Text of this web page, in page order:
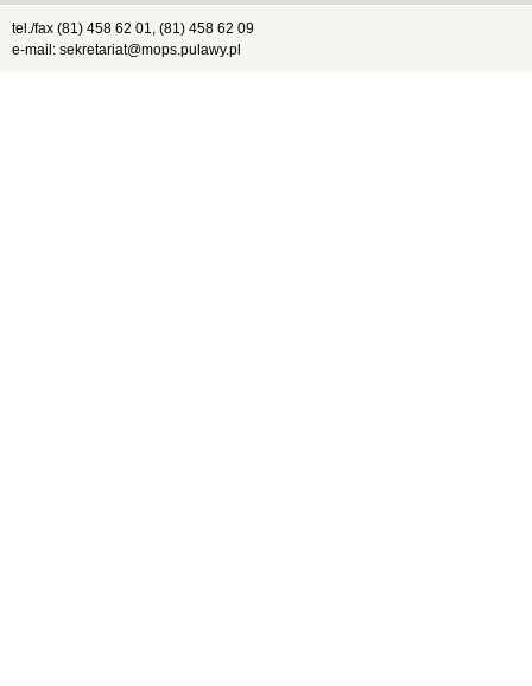
tel./fax (81) 458 62 01, (81) 458 62 09
e-mail: sekretariat@mops.pulawy.pl